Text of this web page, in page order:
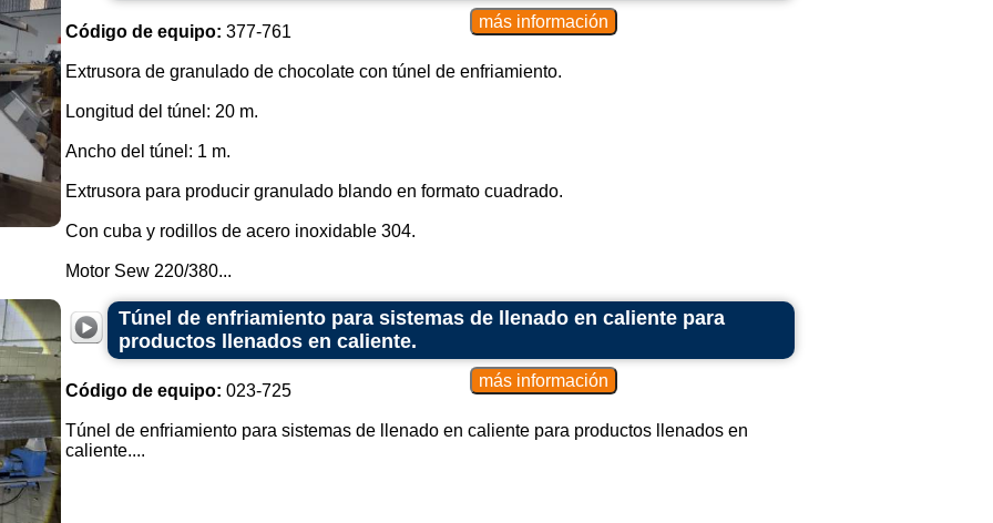
Código de equipo: 377-761
Extrusora de granulado de chocolate con túnel de enfriamiento.
Longitud del túnel: 20 m.
Ancho del túnel: 1 m.
Extrusora para producir granulado blando en formato cuadrado.
Con cuba y rodillos de acero inoxidable 304.
Motor Sew 220/380...
Túnel de enfriamiento para sistemas de llenado en caliente para
productos llenados en caliente.
Código de equipo: 023-725
Túnel de enfriamiento para sistemas de llenado en caliente para productos llenados en
caliente....